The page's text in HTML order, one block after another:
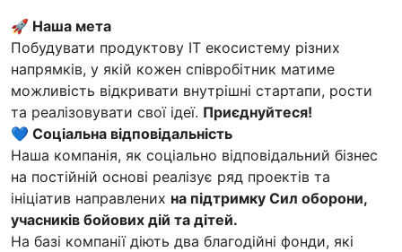
🚀 Наша мета
Побудувати продуктову IT екосистему різних
напрямків, у якій кожен співробітник матиме
можливість відкривати внутрішні стартапи, рости
та реалізовувати свої ідеї. Приєднуйтеся!
💙 Соціальна відповідальність
Наша компанія, як соціально відповідальний бізнес
на постійній основі реалізує ряд проектів та
ініціатив направлених на підтримку Сил оборони,
учасників бойових дій та дітей.
На базі компанії діють два благодійні фонди, які